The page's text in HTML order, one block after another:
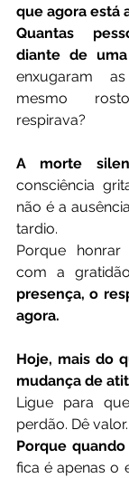
que agora está
Quantas
diante de
enxugaram
mesmo
respirava?
A morte
consciência
não é a
tardio.
Porque
com a
presença, o
agora.
Hoje, mais do
mudança de
Ligue para
perdão. Dê valor.
Porque
fica é apenas o